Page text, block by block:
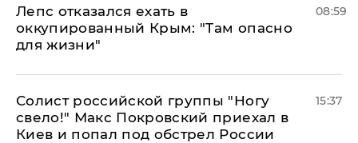
Лепс отказался ехать в
оккупированный Крым: "Там опасно
для жизни"
08:59
Солист российской группы "Ногу
свело!" Макс Покровский приехал в
Киев и попал под обстрел России
15:37